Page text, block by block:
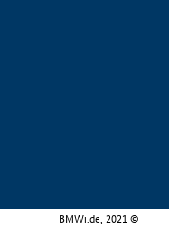
BMWi.de, 2021 ©